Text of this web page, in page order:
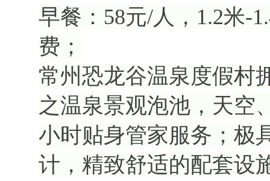
早餐：58元/人，1.2米-
费；
常州恐龙谷温泉度假村
之温泉景观泡池，天空
小时贴身管家服务；极
计，精致舒适的配套设